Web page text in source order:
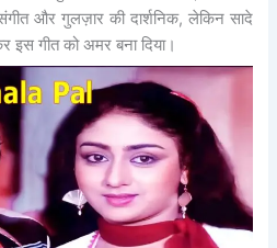
और गुलज़ार की दार्शनिक, लेकिन सादे
इस गीत को अमर बना दिया।